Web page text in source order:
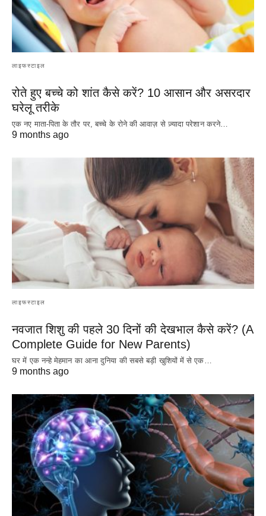
लाइफस्टाइल
रोते हुए बच्चे को शांत कैसे करें? 10 आसान और असरदार
घरेलू तरीके
एक नए माता-पिता के तौर पर, बच्चे के रोने की आवाज़ से ज़्यादा परेशान करने…
9 months ago
लाइफस्टाइल
नवजात शिशु की पहले 30 दिनों की देखभाल कैसे करें? (A
Complete Guide for New Parents)
घर में एक नन्हे मेहमान का आना दुनिया की सबसे बड़ी खुशियों में से एक…
9 months ago